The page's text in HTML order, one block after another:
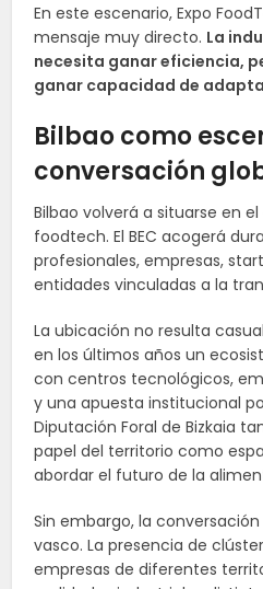
En este escenario, Expo
mensaje muy directo. La
necesita ganar eficiencia,
ganar capacidad de
Bilbao como
conversación
Bilbao volverá a situarse en
foodtech. El BEC acogerá
profesionales, empresas,
entidades vinculadas a la
La ubicación no resulta
en los últimos años un
con centros tecnológicos,
y una apuesta institucional
Diputación Foral de Bizkaia
papel del territorio como
abordar el futuro de la
Sin embargo, la
vasco. La presencia de
empresas de diferentes